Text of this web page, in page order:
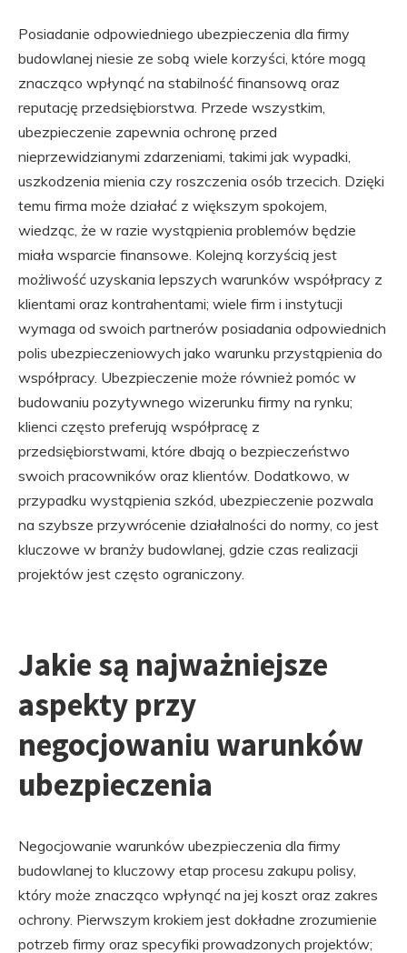
Posiadanie odpowiedniego ubezpieczenia dla firmy
budowlanej niesie ze sobą wiele korzyści, które mogą
znacząco wpłynąć na stabilność finansową oraz
reputację przedsiębiorstwa. Przede wszystkim,
ubezpieczenie zapewnia ochronę przed
nieprzewidzianymi zdarzeniami, takimi jak wypadki,
uszkodzenia mienia czy roszczenia osób trzecich. Dzięki
temu firma może działać z większym spokojem,
wiedząc, że w razie wystąpienia problemów będzie
miała wsparcie finansowe. Kolejną korzyścią jest
możliwość uzyskania lepszych warunków współpracy z
klientami oraz kontrahentami; wiele firm i instytucji
wymaga od swoich partnerów posiadania odpowiednich
polis ubezpieczeniowych jako warunku przystąpienia do
współpracy. Ubezpieczenie może również pomóc w
budowaniu pozytywnego wizerunku firmy na rynku;
klienci często preferują współpracę z
przedsiębiorstwami, które dbają o bezpieczeństwo
swoich pracowników oraz klientów. Dodatkowo, w
przypadku wystąpienia szkód, ubezpieczenie pozwala
na szybsze przywrócenie działalności do normy, co jest
kluczowe w branży budowlanej, gdzie czas realizacji
projektów jest często ograniczony.
Jakie są najważniejsze
aspekty przy
negocjowaniu warunków
ubezpieczenia
Negocjowanie warunków ubezpieczenia dla firmy
budowlanej to kluczowy etap procesu zakupu polisy,
który może znacząco wpłynąć na jej koszt oraz zakres
ochrony. Pierwszym krokiem jest dokładne zrozumienie
potrzeb firmy oraz specyfiki prowadzonych projektów;